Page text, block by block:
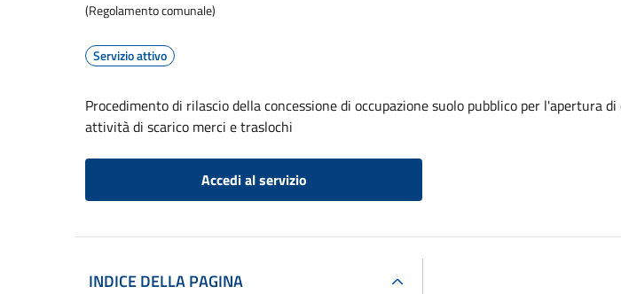
(Regolamento comunale)
Servizio attivo
Procedimento di rilascio della concessione di occupazione suolo pubblico per l'apertura
attività di scarico merci e traslochi
Accedi al servizio
INDICE DELLA PAGINA